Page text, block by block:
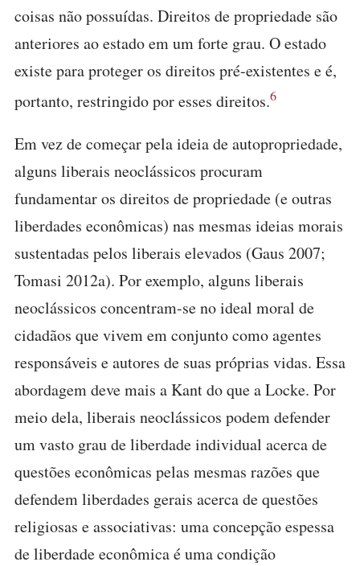
coisas não possuídas. Direitos de propriedade são
anteriores ao estado em um forte grau. O estado
existe para proteger os direitos pré-existentes e é,
portanto, restringido por esses direitos.6
Em vez de começar pela ideia de autopropriedade,
alguns liberais neoclássicos procuram
fundamentar os direitos de propriedade (e outras
liberdades econômicas) nas mesmas ideias morais
sustentadas pelos liberais elevados (Gaus 2007;
Tomasi 2012a). Por exemplo, alguns liberais
neoclássicos concentram-se no ideal moral de
cidadãos que vivem em conjunto como agentes
responsáveis e autores de suas próprias vidas. Essa
abordagem deve mais a Kant do que a Locke. Por
meio dela, liberais neoclássicos podem defender
um vasto grau de liberdade individual acerca de
questões econômicas pelas mesmas razões que
defendem liberdades gerais acerca de questões
religiosas e associativas: uma concepção espessa
de liberdade econômica é uma condição